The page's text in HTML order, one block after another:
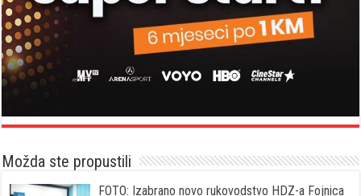
Možda ste propustili
FOTO: Izabrano novo rukovodstvo HDZ-a Fojnica